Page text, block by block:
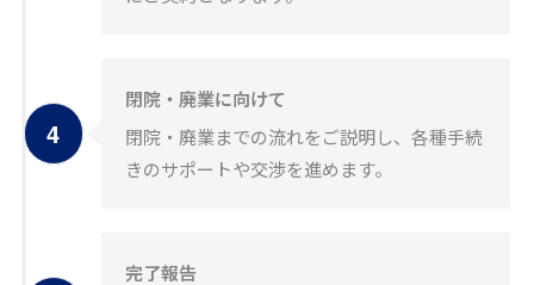
閉院・廃業に向けて
閉院・廃業までの流れをご説明し、各種手続
きのサポートや交渉を進めます。
完了報告